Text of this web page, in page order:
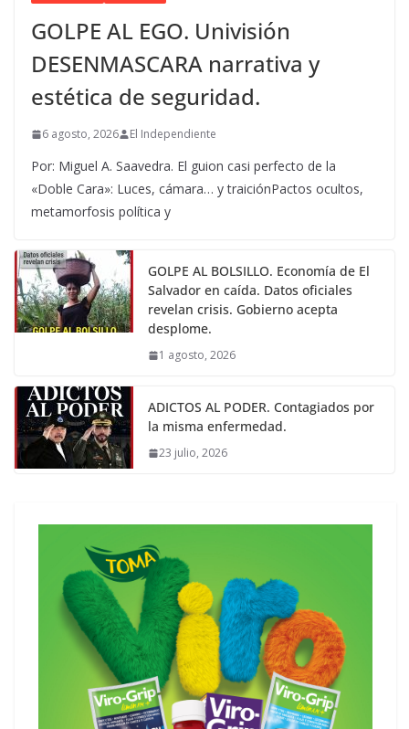
GOLPE AL EGO. Univisión
DESENMASCARA narrativa y
estética de seguridad.
6 agosto, 2026 El Independiente
Por: Miguel A. Saavedra. El guion casi perfecto de la
«Doble Cara»: Luces, cámara… y traiciónPactos ocultos,
metamorfosis política y
GOLPE AL BOLSILLO. Economía de El
Salvador en caída. Datos oficiales
revelan crisis. Gobierno acepta
desplome.
1 agosto, 2026
ADICTOS AL PODER. Contagiados por
la misma enfermedad.
23 julio, 2026